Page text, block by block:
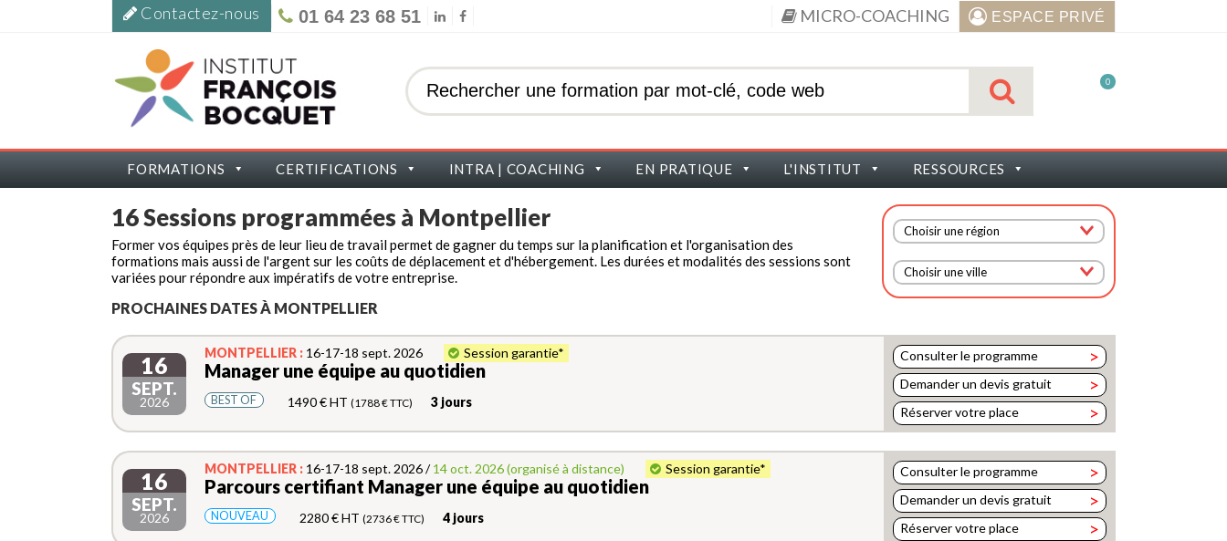
Contactez-nous 01 64 23 68 51 MICRO-COACHING ESPACE PRIVÉ
0
FORMATIONS CERTIFICATIONS INTRA | COACHING EN PRATIQUE L'INSTITUT RESSOURCES
16 Sessions programmées à Montpellier
Former vos équipes près de leur lieu de travail permet de gagner du temps sur la planification et l'organisation des
formations mais aussi de l'argent sur les coûts de déplacement et d'hébergement. Les durées et modalités des sessions sont
variées pour répondre aux impératifs de votre entreprise.
PROCHAINES DATES À MONTPELLIER
Choisir une région
Choisir une ville
16
SEPT.
2026
MONTPELLIER : 16-17-18 sept. 2026 Session garantie*
Manager une équipe au quotidien
BEST OF 1490 € HT (1788 € TTC) 3 jours
Consulter le programme >
Demander un devis gratuit >
Réserver votre place >
16
SEPT.
2026
MONTPELLIER : 16-17-18 sept. 2026 /14 oct. 2026 (organisé à distance) Session garantie*
Parcours certifiant Manager une équipe au quotidien
NOUVEAU 2280 € HT (2736 € TTC) 4 jours
Consulter le programme >
Demander un devis gratuit >
Réserver votre place >